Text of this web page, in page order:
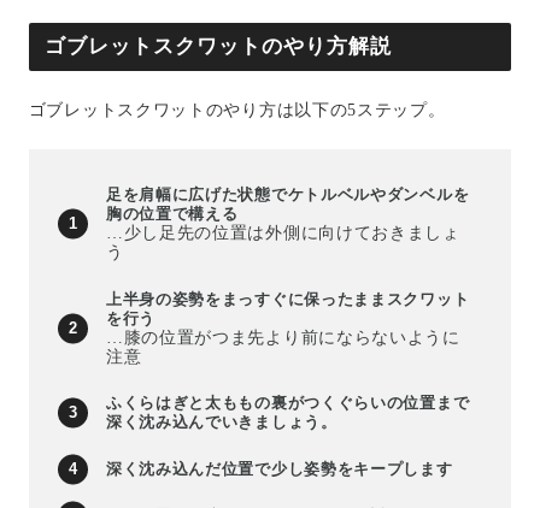
ゴブレットスクワットのやり方解説
ゴブレットスクワットのやり方は以下の5ステップ。
足を肩幅に広げた状態でケトルベルやダンベルを
胸の位置で構える
…少し足先の位置は外側に向けておきましょ
う
上半身の姿勢をまっすぐに保ったままスクワット
を行う
…膝の位置がつま先より前にならないように
注意
ふくらはぎと太ももの裏がつくぐらいの位置まで
深く沈み込んでいきましょう。
深く沈み込んだ位置で少し姿勢をキープします